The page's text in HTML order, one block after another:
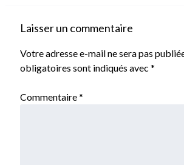
Laisser un commentaire
Votre adresse e-mail ne sera pas
obligatoires sont indiqués avec *
Commentaire*